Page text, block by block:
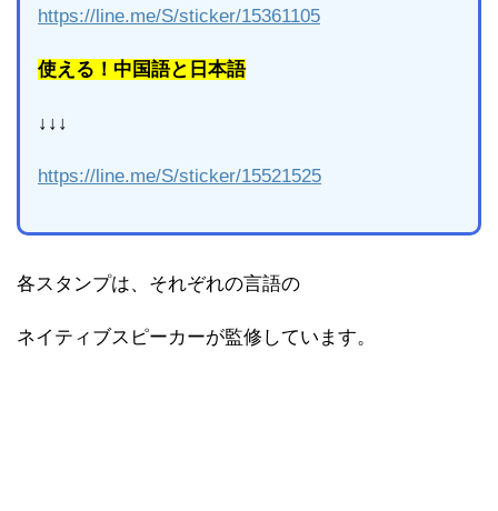
https://line.me/S/sticker/15361105
使える！中国語と日本語
↓↓↓
https://line.me/S/sticker/15521525
各スタンプは、それぞれの言語の
ネイティブスピーカーが監修しています。